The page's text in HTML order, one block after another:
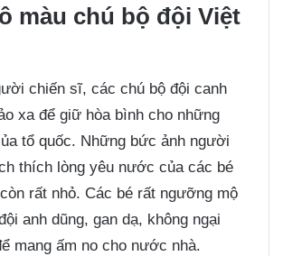
màu chú bộ đội Việt
chiến sĩ, các chú bộ đội canh
xa để giữ hòa bình cho những
tổ quốc. Những bức ảnh người
thích lòng yêu nước của các bé
rất nhỏ. Các bé rất ngưỡng mộ
anh dũng, gan dạ, không ngại
mang ấm no cho nước nhà.